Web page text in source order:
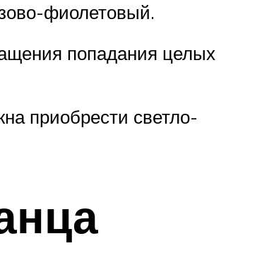
фиолетовый.
попадания целых
приобрести светло-